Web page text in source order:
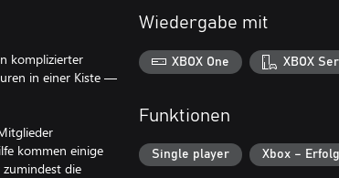
komplizierter
in einer Kiste —
kommen einige
zumindest die
Wiedergabe mit
XBOX One XBOX
Funktionen
Single player Xbox –